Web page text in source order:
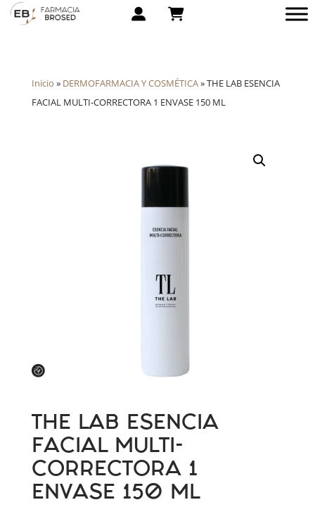
Inicio » DERMOFARMACIA Y COSMÉTICA»THE LAB ESENCIA
FACIAL MULTI-CORRECTORA 1 ENVASE 150 ML
THE LAB ESENCIA
FACIAL MULTI-
CORRECTORA 1
ENVASE 150 ML